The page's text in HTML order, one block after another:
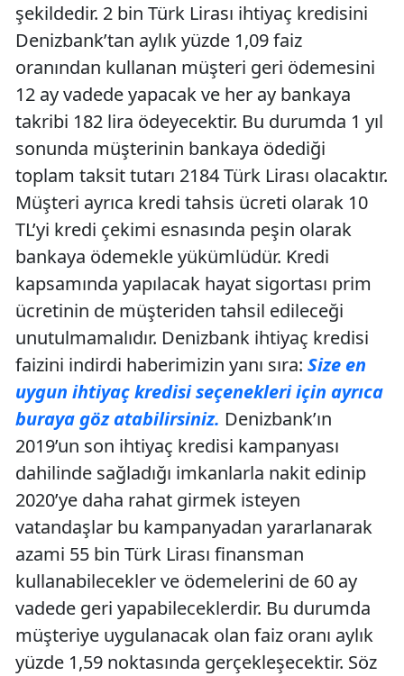
şekildedir. 2 bin Türk Lirası ihtiyaç kredisini
Denizbank’tan aylık yüzde 1,09 faiz
oranından kullanan müşteri geri ödemesini
12 ay vadede yapacak ve her ay bankaya
takribi 182 lira ödeyecektir. Bu durumda 1 yıl
sonunda müşterinin bankaya ödediği
toplam taksit tutarı 2184 Türk Lirası olacaktır.
Müşteri ayrıca kredi tahsis ücreti olarak 10
TL’yi kredi çekimi esnasında peşin olarak
bankaya ödemekle yükümlüdür. Kredi
kapsamında yapılacak hayat sigortası prim
ücretinin de müşteriden tahsil edileceği
unutulmamalıdır. Denizbank ihtiyaç kredisi
faizini indirdi haberimizin yanı sıra: Size en
uygun ihtiyaç kredisi seçenekleri için ayrıca
buraya göz atabilirsiniz. Denizbank’ın
2019’un son ihtiyaç kredisi kampanyası
dahilinde sağladığı imkanlarla nakit edinip
2020’ye daha rahat girmek isteyen
vatandaşlar bu kampanyadan yararlanarak
azami 55 bin Türk Lirası finansman
kullanabilecekler ve ödemelerini de 60 ay
vadede geri yapabileceklerdir. Bu durumda
müşteriye uygulanacak olan faiz oranı aylık
yüzde 1,59 noktasında gerçekleşecektir. Söz